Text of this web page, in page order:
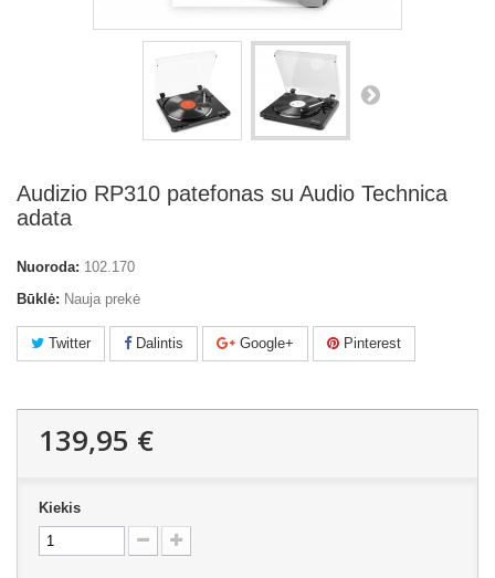
Audizio RP310 patefonas su Audio Technica
adata
Nuoroda: 102.170
Būklė: Nauja prekė
Twitter Dalintis Google+ Pinterest
139,95 €
Kiekis